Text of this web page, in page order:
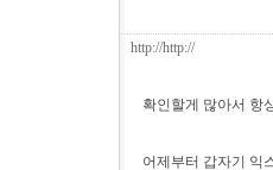
http://http://
확인할게 많아서 항
어제부터 갑자기 익